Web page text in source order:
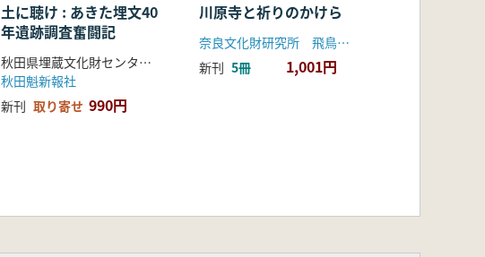
土に聴け : あきた埋文40
年遺跡調査奮闘記
秋田県埋蔵文化財センター 編
秋田魁新報社
新刊 取り寄せ 990円
川原寺と祈りのかけら
奈良文化財研究所 飛鳥資料館
新刊 5冊 1,001円